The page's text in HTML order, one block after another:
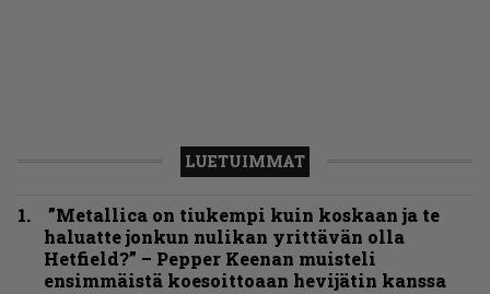
LUETUIMMAT
”Metallica on tiukempi kuin koskaan ja te
haluatte jonkun nulikan yrittävän olla
Hetfield?” – Pepper Keenan muisteli
ensimmäistä koesoittoaan hevijätin kanssa